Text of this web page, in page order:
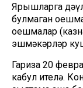
Ярышларга
булмаган
оешмалар
эшмәкәрләр
Гариза 20
кабул ителә.